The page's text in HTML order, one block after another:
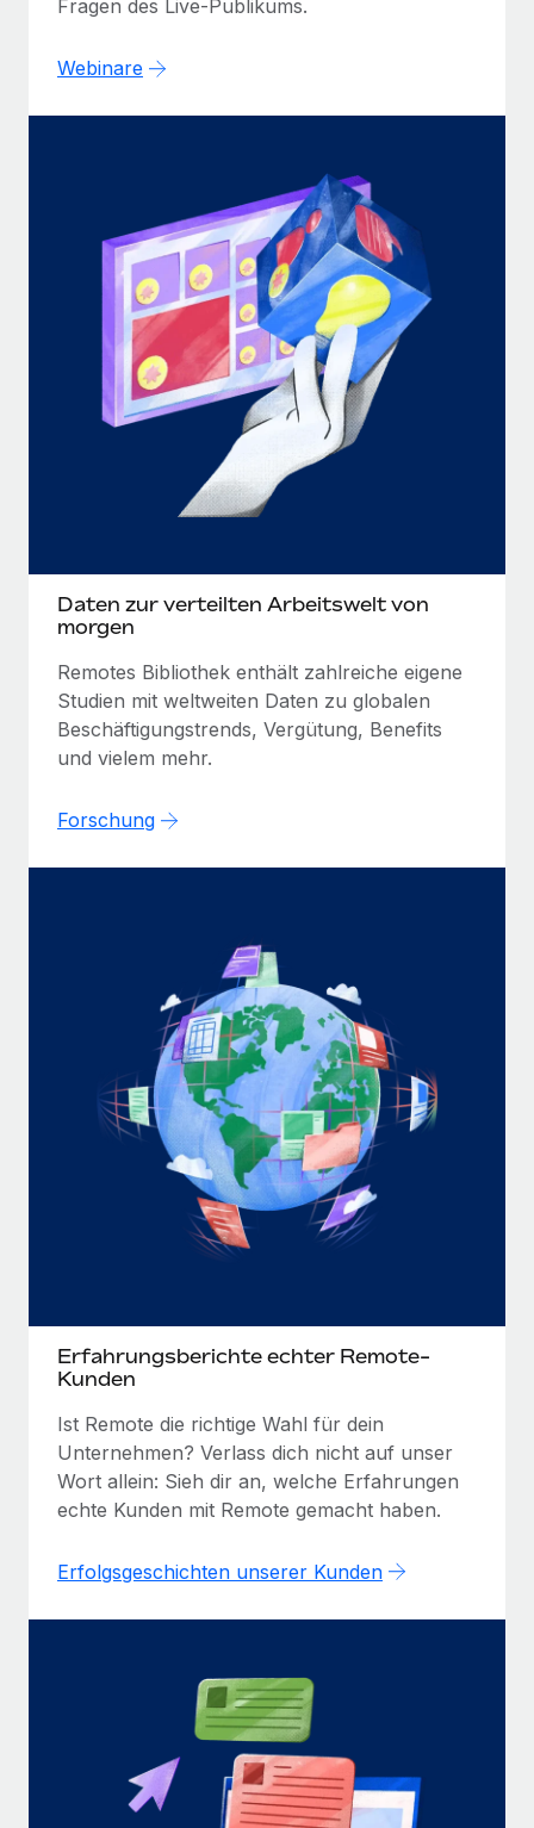
Fragen des Live-Publikums.
Webinare
Daten zur verteilten Arbeitswelt von
morgen
Remotes Bibliothek enthält zahlreiche eigene
Studien mit weltweiten Daten zu globalen
Beschäftigungstrends, Vergütung, Benefits
und vielem mehr.
Forschung
Erfahrungsberichte echter Remote-
Kunden
Ist Remote die richtige Wahl für dein
Unternehmen? Verlass dich nicht auf unser
Wort allein: Sieh dir an, welche Erfahrungen
echte Kunden mit Remote gemacht haben.
Erfolgsgeschichten unserer Kunden